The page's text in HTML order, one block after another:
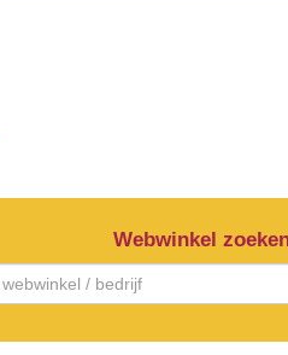
Webwinkel